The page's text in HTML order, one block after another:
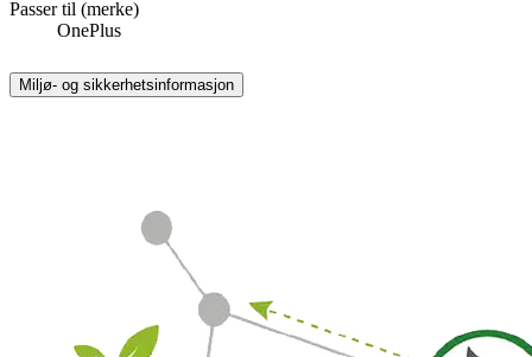
Passer til (merke)
OnePlus
Miljø- og sikkerhetsinformasjon